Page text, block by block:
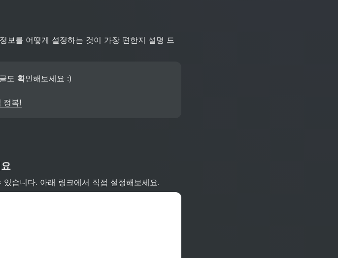
보를 어떻게 설정하는 것이 가장 편한지 설명 드
도 확인해보세요 :)
정복!
습니다. 아래 링크에서 직접 설정해보세요.